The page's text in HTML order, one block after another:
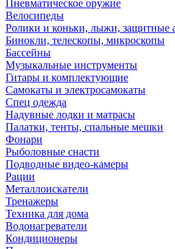
Пневматическое оружие
Велосипеды
Ролики и коньки, лыжи, защитные
Бинокли, телескопы, микроскопы
Бассейны
Музыкальные инструменты
Гитары и комплектующие
Самокаты и электросамокаты
Спец одежда
Надувные лодки и матрасы
Палатки, тенты, спальные мешки
Фонари
Рыболовные снасти
Подводные видео-камеры
Рации
Металлоискатели
Тренажеры
Техника для дома
Водонагреватели
Кондиционеры